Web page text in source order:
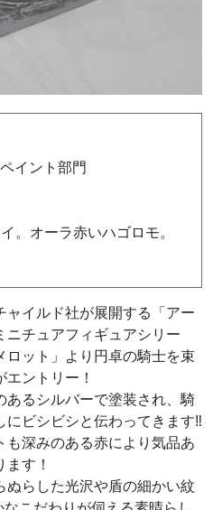
イント部門
。オーラ赤いハゴロモ。
ャイルド社が展開する「アー
ニチュアフィギュアシリー
ロット」より円卓の騎士を束
ントリー！
あるシルバーで塗装され、騎
ビシビシと伝わってきます‼
深みのある赤により気品あ
す！
ぬらした光沢や盾の細かい紋